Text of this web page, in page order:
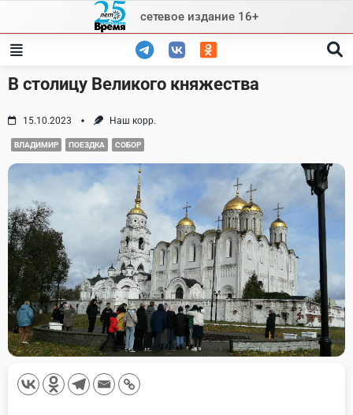
content
сетевое издание 16+
В столицу Великого княжества
15.10.2023 Наш корр.
ВЛАДИМИР ПОЕЗДКА СОБОР